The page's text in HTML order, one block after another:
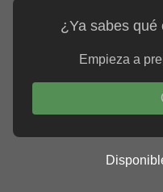
¿Ya sabes qué
Empieza a